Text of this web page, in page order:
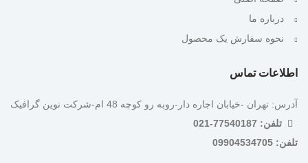
درباره ما
نحوه سفارش یک محصول
اطلاعات تماس
آدرس: تهران -خیابان اجاره دار-روبه رو کوچه 48 ام-شرکت نوین گرافیک
تلفن: 77540187-021
تلفن: 09904534705